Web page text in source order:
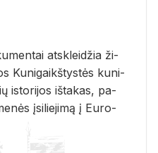
at­sklei­džia ži­
Ku­ni­gaikš­tys­tės ku­ni­
is­to­ri­jos iš­ta­kas, pa­
įsi­lie­ji­mą į Eu­ro­